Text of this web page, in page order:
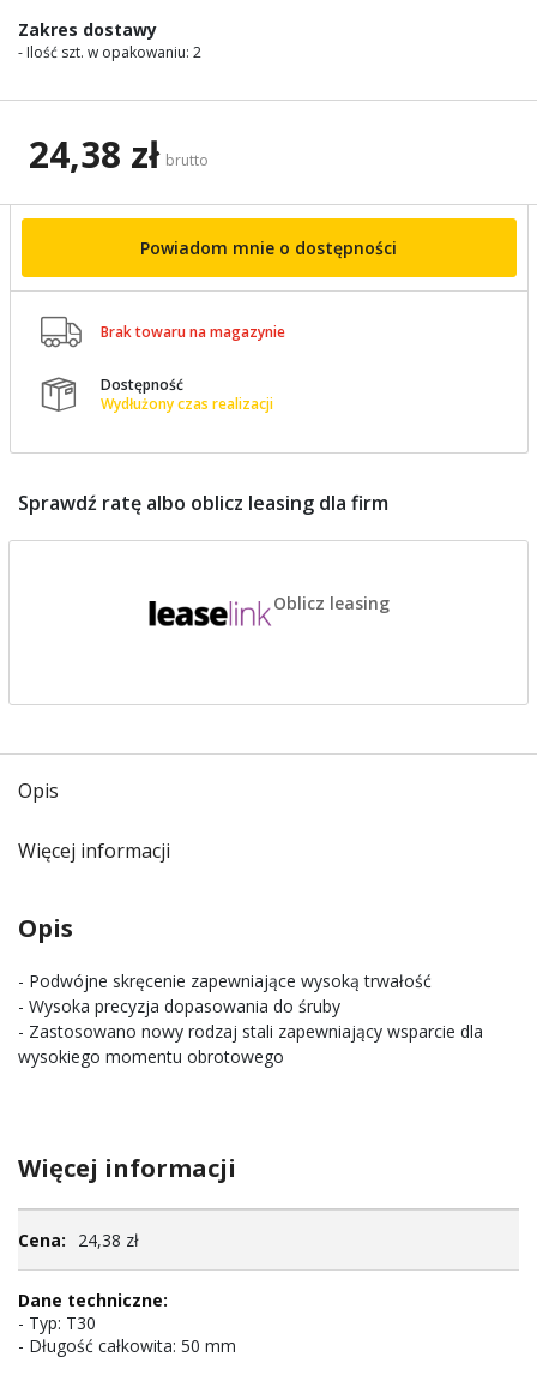
Zakres dostawy
- Ilość szt. w opakowaniu: 2
24,38 zł brutto
Powiadom mnie o dostępności
 Brak towaru na magazynie

Dostępność
Wydłużony czas realizacji
Sprawdź ratę albo oblicz leasing dla firm
Oblicz leasing
Opis
Więcej informacji
Opis
- Podwójne skręcenie zapewniające wysoką trwałość
- Wysoka precyzja dopasowania do śruby
- Zastosowano nowy rodzaj stali zapewniający wsparcie dla
wysokiego momentu obrotowego
Więcej informacji
informacji24,38 zł
- Typ: T30
- Długość całkowita: 50 mm